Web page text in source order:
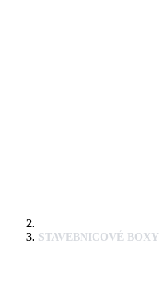
STAVEBNICOVÉ BOXY